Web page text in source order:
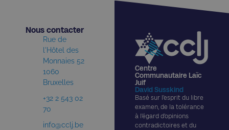
Centre
Communautaire Laïc
Juif
David Susskind
Basé sur l’esprit du libre
examen, de la tolérance
à l’égard d’opinions
contradictoires et du
Nous contacter​
Rue de
l'Hôtel des
Monnaies 52
1060
Bruxelles
+32 2 543 02
70
info@cclj.be